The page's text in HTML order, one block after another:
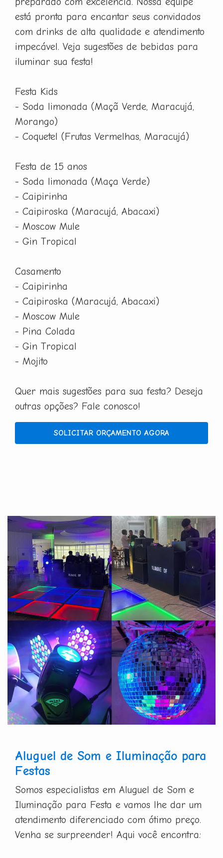
está pronta para encantar seus convidados
com drinks de alta qualidade e atendimento
impecável. Veja sugestões de bebidas para
iluminar sua festa!
Festa Kids
- Soda limonada (Maçã Verde, Maracujá,
Morango)
- Coquetel (Frutas Vermelhas, Maracujá)
Festa de 15 anos
- Soda limonada (Maça Verde)
- Caipirinha
- Caipiroska (Maracujá, Abacaxi)
- Moscow Mule
- Gin Tropical
Casamento
- Caipirinha
- Caipiroska (Maracujá, Abacaxi)
- Moscow Mule
- Pina Colada
- Gin Tropical
- Mojito
Quer mais sugestões para sua festa? Deseja
outras opções? Fale conosco!
SOLICITAR ORÇAMENTO AGORA
Aluguel de Som e Iluminação para
Festas
Somos especialistas em Aluguel de Som e
Iluminação para Festa e vamos lhe dar um
atendimento diferenciado com ótimo preço.
Venha se surpreender! Aqui você encontra: